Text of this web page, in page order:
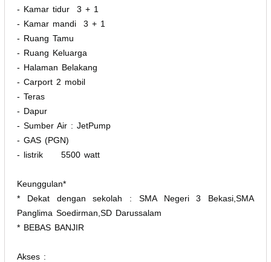
- Kamar tidur 3 + 1
- Kamar mandi 3 + 1
- Ruang Tamu
- Ruang Keluarga
- Halaman Belakang
- Carport 2 mobil
- Teras
- Dapur
- Sumber Air : JetPump
- ⁠GAS (PGN)
- ⁠listrik 5500 watt
Keunggulan*
* Dekat dengan sekolah : SMA Negeri 3 Bekasi,SMA
Panglima Soedirman,SD Darussalam
* BEBAS BANJIR
Akses :